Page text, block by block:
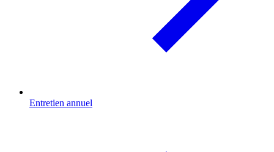
Entretien annuel